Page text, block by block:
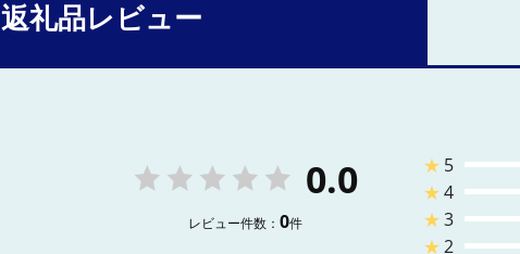
返礼品レビュー
0.0
レビュー件数： 0件
★ 5
★4
★3
★2